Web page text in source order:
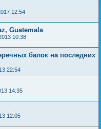
12:54
Guatemala
10:38
балок на последних
22:54
14:35
12:05